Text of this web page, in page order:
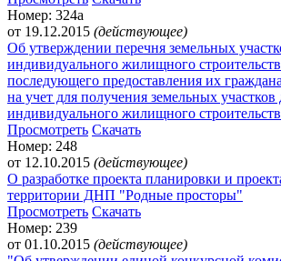
Номер: 324а
от 19.12.2015 (действующее)
Об утверждении перечня земельных
индивидуального жилищного
последующего предоставления их
на учет для получения земельных участков
индивидуального жилищного
Просмотреть Скачать
Номер: 248
от 12.10.2015 (действующее)
О разработке проекта планировки и
территории ДНП "Родные просторы"
Просмотреть Скачать
Номер: 239
от 01.10.2015 (действующее)